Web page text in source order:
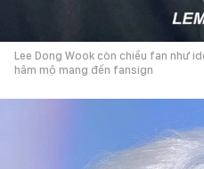
Lee Dong Wook còn chiều fan như
hâm mộ mang đến fansign